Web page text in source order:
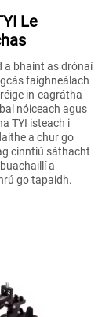
Le
a bhaint as drónaí
faighneálach
in-eagrátha
nóiceach agus
TYI isteach i
a chur go
cinntiú sáthacht
a
go tapaidh.